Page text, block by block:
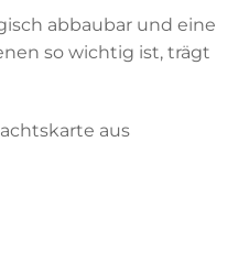
abbaubar und eine
so wichtig ist, trägt
aus